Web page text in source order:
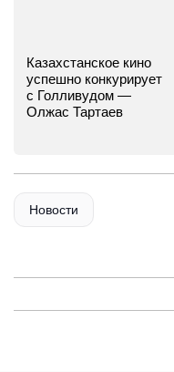
Казахстанское кино
успешно конкурирует
с Голливудом —
Олжас Тартаев
Новости